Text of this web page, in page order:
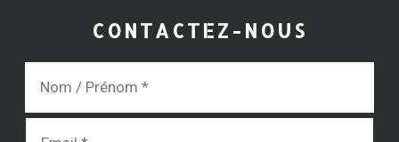
CONTACTEZ-NOUS